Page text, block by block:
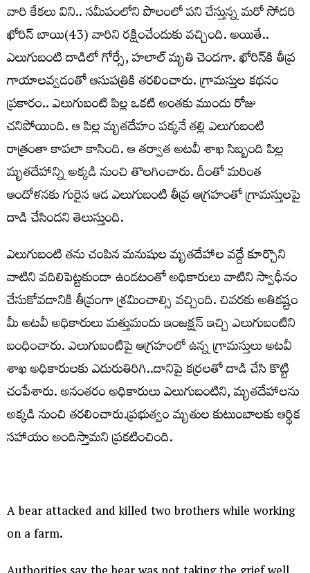
వారి కేకలు విని.. సమీపంలోని పొలంలో పని చేస్తున్న మరో సోదరి
ఖోరిన్ బాయి(43) వారిని రక్షించేందుకు వచ్చింది. అయితే..
ఎలుగుబంటి దాడిలో గోర్సే, హలాల్ మృతి చెందగా. ఖోరిన్‌కి తీవ్ర
గాయాలవ్వడంతో ఆసుపత్రికి తరలించారు. గ్రామస్తుల కథనం
ప్రకారం.. ఎలుగుబంటి పిల్ల ఒకటి అంతకు ముందు రోజు
చనిపోయింది. ఆ పిల్ల మృతదేహం పక్కనే తల్లి ఎలుగుబంటి
రాత్రంతా కాపలా కాసింది. ఆ తర్వాత అటవీ శాఖ సిబ్బంది పిల్ల
మృతదేహాన్ని అక్కడి నుంచి తొలగించారు. దీంతో మరింత
ఆందోళనకు గురైన ఆడ ఎలుగుబంటి తీవ్ర ఆగ్రహంతో గ్రామస్తులపై
దాడి చేసిందని తెలుస్తుంది.
ఎలుగుబంటి తను చంపిన మనుషుల మృతదేహాల వద్దే కూర్చొని
వాటిని వదిలిపెట్టకుండా ఉండటంతో అధికారులు వాటిని స్వాధీనం
చేసుకోవడానికి తీవ్రంగా శ్రమించాల్సి వచ్చింది. చివరకు అతికష్టం
మీ అటవీ అధికారులు మత్తుమందు ఇంజక్షన్ ఇచ్చి ఎలుగుబంటిని
బంధించారు. ఎలుగుబంటిపై ఆగ్రహంలో ఉన్న గ్రామస్తులు అటవీ
శాఖ అధికారులకు ఎదురుతిరిగి..దానిపై కర్రలతో దాడి చేసి కొట్టి
చంపేశారు. అనంతరం అధికారులు ఎలుగుబంటిని, మృతదేహాలను
అక్కడి నుంచి తరలించారు.ప్రభుత్వం మృతుల కుటుంబాలకు ఆర్థిక
సహాయం అందిస్తామని ప్రకటించింది.
A bear attacked and killed two brothers while working
on a farm.